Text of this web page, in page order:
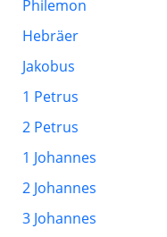
Philemon
Hebräer
Jakobus
1 Petrus
2 Petrus
1 Johannes
2 Johannes
3 Johannes